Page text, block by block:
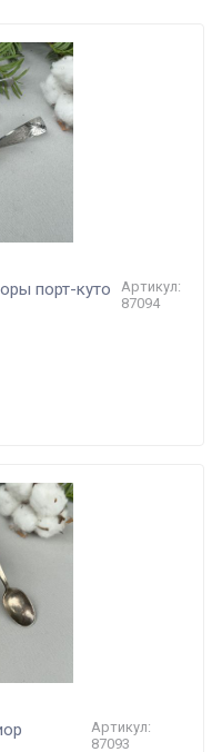
порт-куто
Артикул:
87094
Артикул:
87093